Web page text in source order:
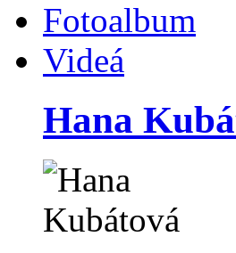
Fotoalbum
Videá
Hana